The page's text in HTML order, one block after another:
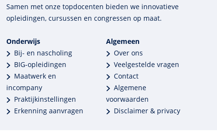
Samen met onze top­docenten bieden we innova­tieve
opleidingen, cursussen en congres­sen op maat.
Onderwijs
Bij- en nascholing
BIG-opleidingen
Maatwerk en
incompany
Praktijkinstellingen
Erkenning aanvragen
Algemeen
Over ons
Veelgestelde vragen
Contact
Algemene
voorwaarden
Disclaimer & privacy